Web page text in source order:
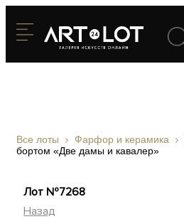
Все лоты Фарфор и керамика
бортом «Две дамы и кавалер»
Лот №7268
Назад